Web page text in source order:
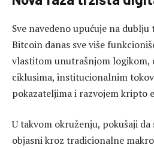
Sve navedeno upućuje na
Bitcoin danas sve više
vlastitom unutrašnjom logikom,
ciklusima, institucionalnim
pokazateljima i razvojem kripto
U takvom okruženju, pokušaji
objasni kroz tradicionalne